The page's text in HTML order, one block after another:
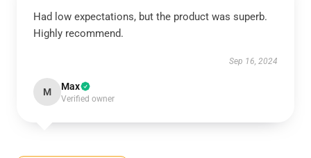
Had low expectations, but the product was superb.
Highly recommend.
Sep 16, 2024
M Max
Verified owner